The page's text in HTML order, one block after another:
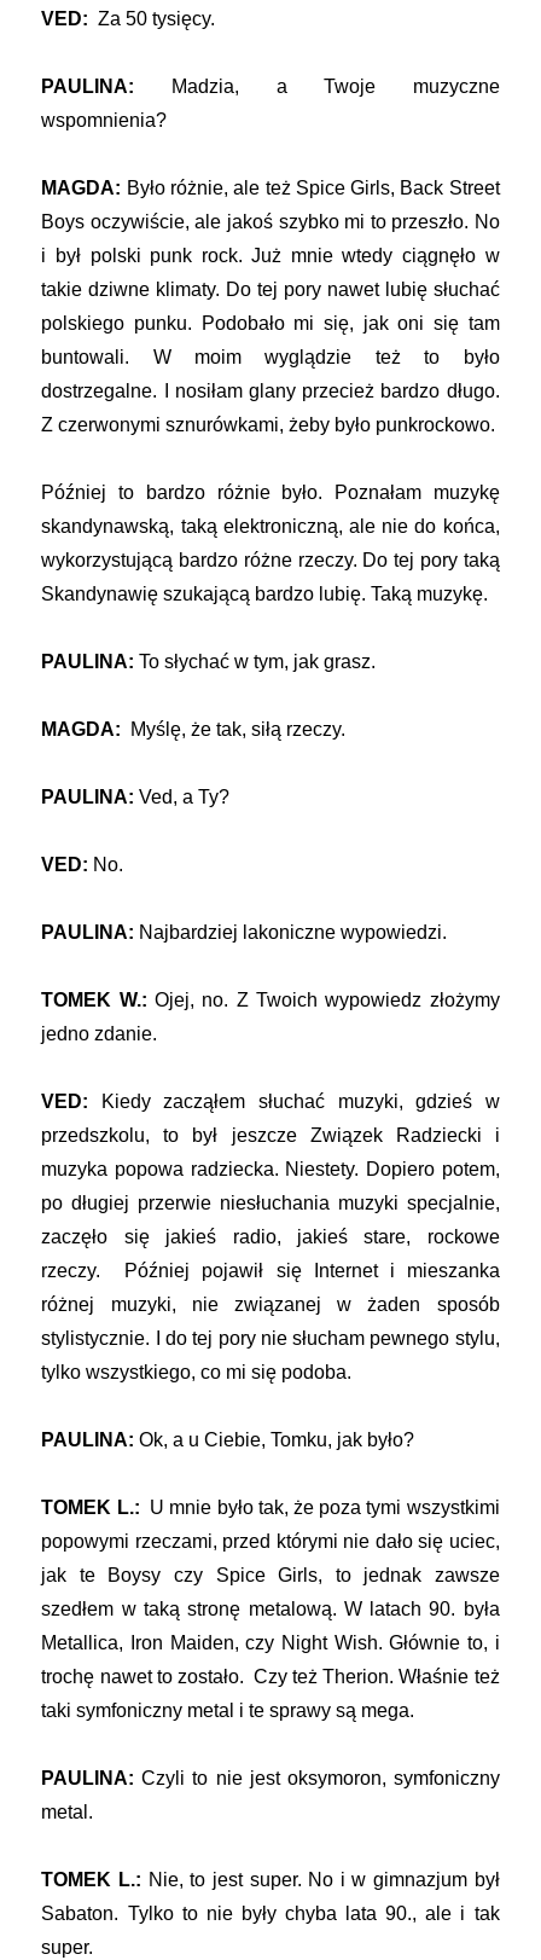
VED: Za 50 tysięcy.
PAULINA: Madzia, a Twoje muzyczne
wspomnienia?
MAGDA: Było różnie, ale też Spice Girls, Back Street
Boys oczywiście, ale jakoś szybko mi to przeszło. No
i był polski punk rock. Już mnie wtedy ciągnęło w
takie dziwne klimaty. Do tej pory nawet lubię słuchać
polskiego punku. Podobało mi się, jak oni się tam
buntowali. W moim wyglądzie też to było
dostrzegalne. I nosiłam glany przecież bardzo długo.
Z czerwonymi sznurówkami, żeby było punkrockowo.
Później to bardzo różnie było. Poznałam muzykę
skandynawską, taką elektroniczną, ale nie do końca,
wykorzystującą bardzo różne rzeczy. Do tej pory taką
Skandynawię szukającą bardzo lubię. Taką muzykę.
PAULINA: To słychać w tym, jak grasz.
MAGDA: Myślę, że tak, siłą rzeczy.
PAULINA: Ved, a Ty?
VED: No.
PAULINA: Najbardziej lakoniczne wypowiedzi.
TOMEK W.: Ojej, no. Z Twoich wypowiedz złożymy
jedno zdanie.
VED: Kiedy zacząłem słuchać muzyki, gdzieś w
przedszkolu, to był jeszcze Związek Radziecki i
muzyka popowa radziecka. Niestety. Dopiero potem,
po długiej przerwie niesłuchania muzyki specjalnie,
zaczęło się jakieś radio, jakieś stare, rockowe
rzeczy. Później pojawił się Internet i mieszanka
różnej muzyki, nie związanej w żaden sposób
stylistycznie. I do tej pory nie słucham pewnego stylu,
tylko wszystkiego, co mi się podoba.
PAULINA: Ok, a u Ciebie, Tomku, jak było?
TOMEK L.: U mnie było tak, że poza tymi wszystkimi
popowymi rzeczami, przed którymi nie dało się uciec,
jak te Boysy czy Spice Girls, to jednak zawsze
szedłem w taką stronę metalową. W latach 90. była
Metallica, Iron Maiden, czy Night Wish. Głównie to, i
trochę nawet to zostało. Czy też Therion. Właśnie też
taki symfoniczny metal i te sprawy są mega.
PAULINA: Czyli to nie jest oksymoron, symfoniczny
metal.
TOMEK L.: Nie, to jest super. No i w gimnazjum był
Sabaton. Tylko to nie były chyba lata 90., ale i tak
super.